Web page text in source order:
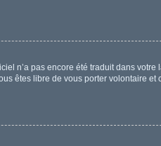
n’a pas encore été traduit dans
êtes libre de vous porter volontaire